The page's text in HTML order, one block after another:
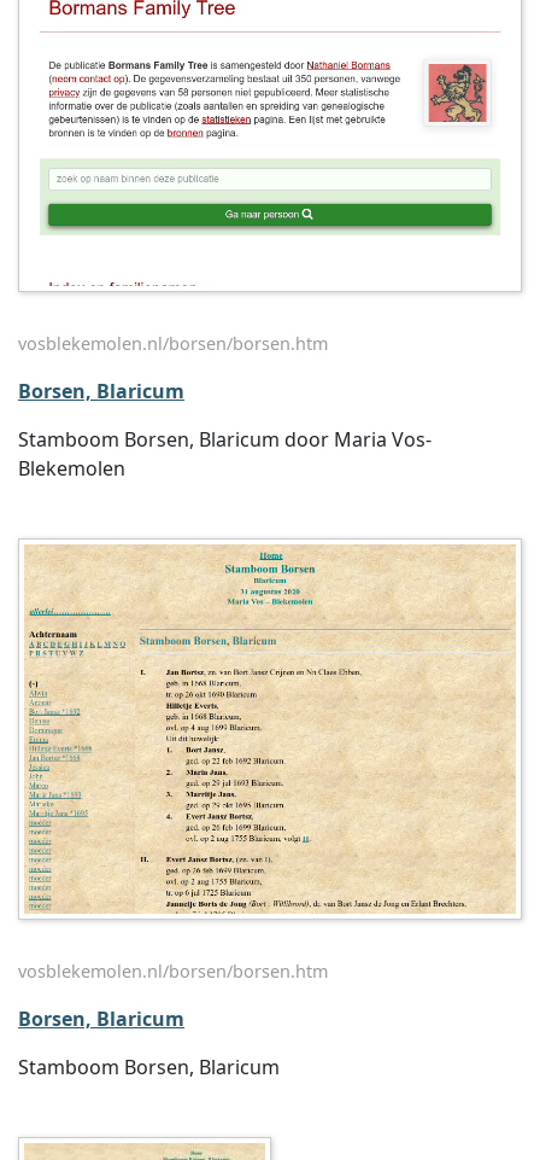
vosblekemolen.nl/borsen/borsen.htm
Borsen, Blaricum
Stamboom Borsen, Blaricum door Maria Vos-
Blekemolen
vosblekemolen.nl/borsen/borsen.htm
Borsen, Blaricum
Stamboom Borsen, Blaricum